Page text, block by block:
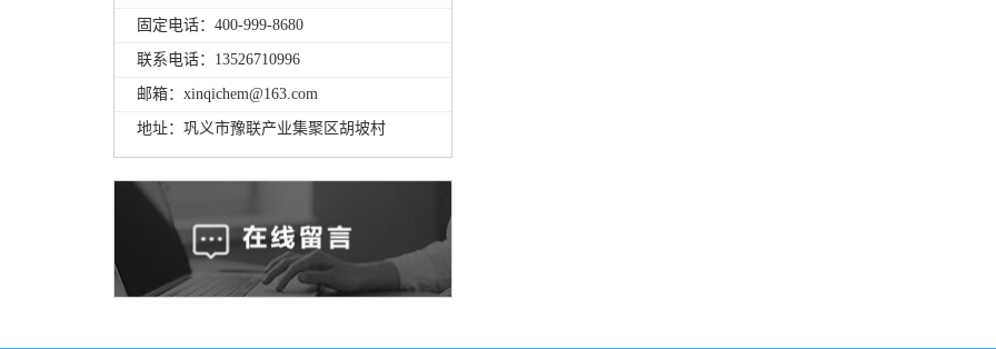
固定电话：400-999-8680
联系电话：13526710996
邮箱：xinqichem@163.com
地址：巩义市豫联产业集聚区胡坡村